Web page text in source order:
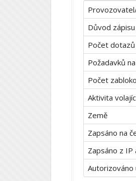
Důvod zápisu
Počet dotazů
Požadavků
Počet
Aktivita
Země
Zapsáno na
Zapsáno z IP
Autorizováno